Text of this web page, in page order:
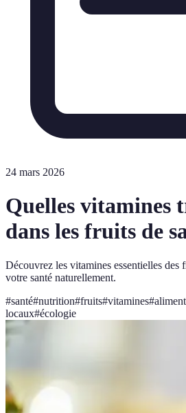
24 mars 2026
Quelles vitamines
dans les fruits de
Découvrez les vitamines essentielles des
votre santé naturellement.
#santé#nutrition#fruits#vitamines#
locaux#écologie